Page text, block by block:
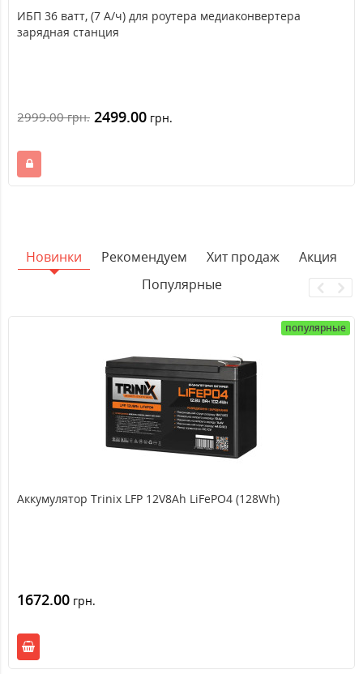
ИБП 36 ватт, (7 А/ч) для роутера медиаконвертера
зарядная станция
2999.00грн. 2499.00 грн.
Новинки Рекомендуем Хит продаж
Акция
Популярные
популярные
Аккумулятор Trinix LFP 12V8Ah LiFePO4 (128Wh)
1672.00 грн.